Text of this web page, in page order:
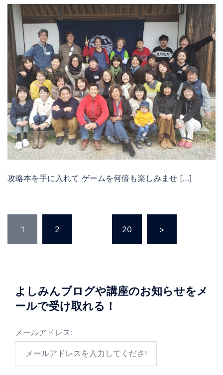
攻略本を手に入れて ゲームを何倍も楽しみませ […]
ー
ジ
り
1 2 20 >
よしみんブログや講座のお知らせをメ
ールで受け取れる！
メールアドレス: